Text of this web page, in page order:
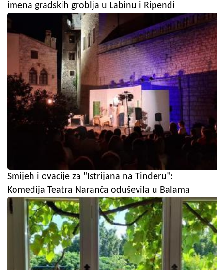
imena gradskih groblja u Labinu i Ripendi
Smijeh i ovacije za "Istrijana na Tinderu":
Komedija Teatra Naranča oduševila u Balama